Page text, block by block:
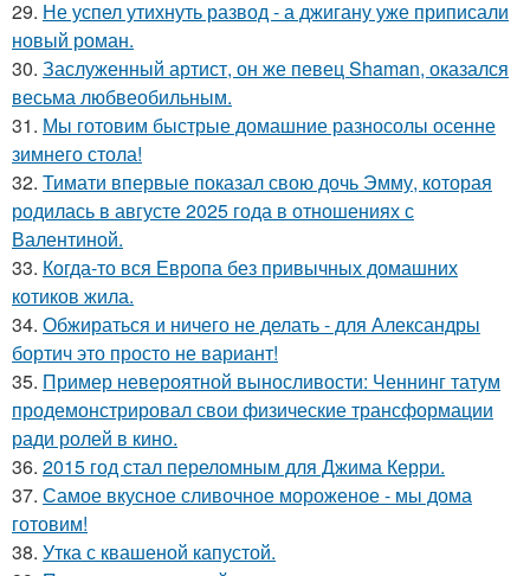
29. Не успел утихнуть развод - а джигану уже приписали
новый роман.
30. Заслуженный артист, он же певец Shaman, оказался
весьма любвеобильным.
31. Мы готовим быстрые домашние разносолы осенне
зимнего стола!
32. Тимати впервые показал свою дочь Эмму, которая
родилась в августе 2025 года в отношениях с
Валентиной.
33. Когда-то вся Европа без привычных домашних
котиков жила.
34. Обжираться и ничего не делать - для Александры
бортич это просто не вариант!
35. Пример невероятной выносливости: Ченнинг татум
продемонстрировал свои физические трансформации
ради ролей в кино.
36. 2015 год стал переломным для Джима Керри.
37. Самое вкусное сливочное мороженое - мы дома
готовим!
38. Утка с квашеной капустой.